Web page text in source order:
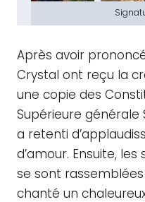
Après avoir
Crystal ont reçu la
une copie des
Supérieure générale
a retenti
d’amour. Ensuite,
se sont
chanté un